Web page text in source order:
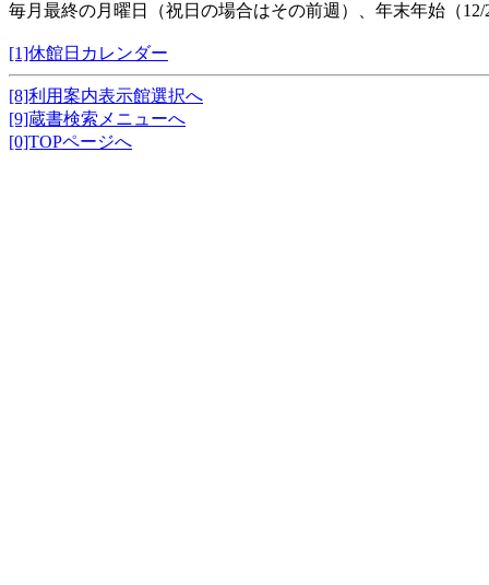
毎月最終の月曜日（祝日の場合はその前週）、年末年始（12/
[1]休館日カレンダー
[8]利用案内表示館選択へ
[9]蔵書検索メニューへ
[0]TOPページへ